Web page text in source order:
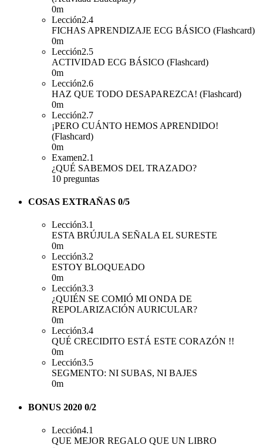
0m
Lección2.4
FICHAS APRENDIZAJE ECG BÁSICO (Flashcard)
0m
Lección2.5
ACTIVIDAD ECG BÁSICO (Flashcard)
0m
Lección2.6
HAZ QUE TODO DESAPAREZCA! (Flashcard)
0m
Lección2.7
¡PERO CUÁNTO HEMOS APRENDIDO!
(Flashcard)
0m
Examen2.1
¿QUÉ SABEMOS DEL TRAZADO?
10 preguntas
COSAS EXTRAÑAS 0/5
Lección3.1
ESTA BRÚJULA SEÑALA EL SURESTE
0m
Lección3.2
ESTOY BLOQUEADO
0m
Lección3.3
¿QUIÉN SE COMIÓ MI ONDA DE
REPOLARIZACIÓN AURICULAR?
0m
Lección3.4
QUÉ CRECIDITO ESTÁ ESTE CORAZÓN !!
0m
Lección3.5
SEGMENTO: NI SUBAS, NI BAJES
0m
BONUS 2020 0/2
Lección4.1
QUE MEJOR REGALO QUE UN LIBRO